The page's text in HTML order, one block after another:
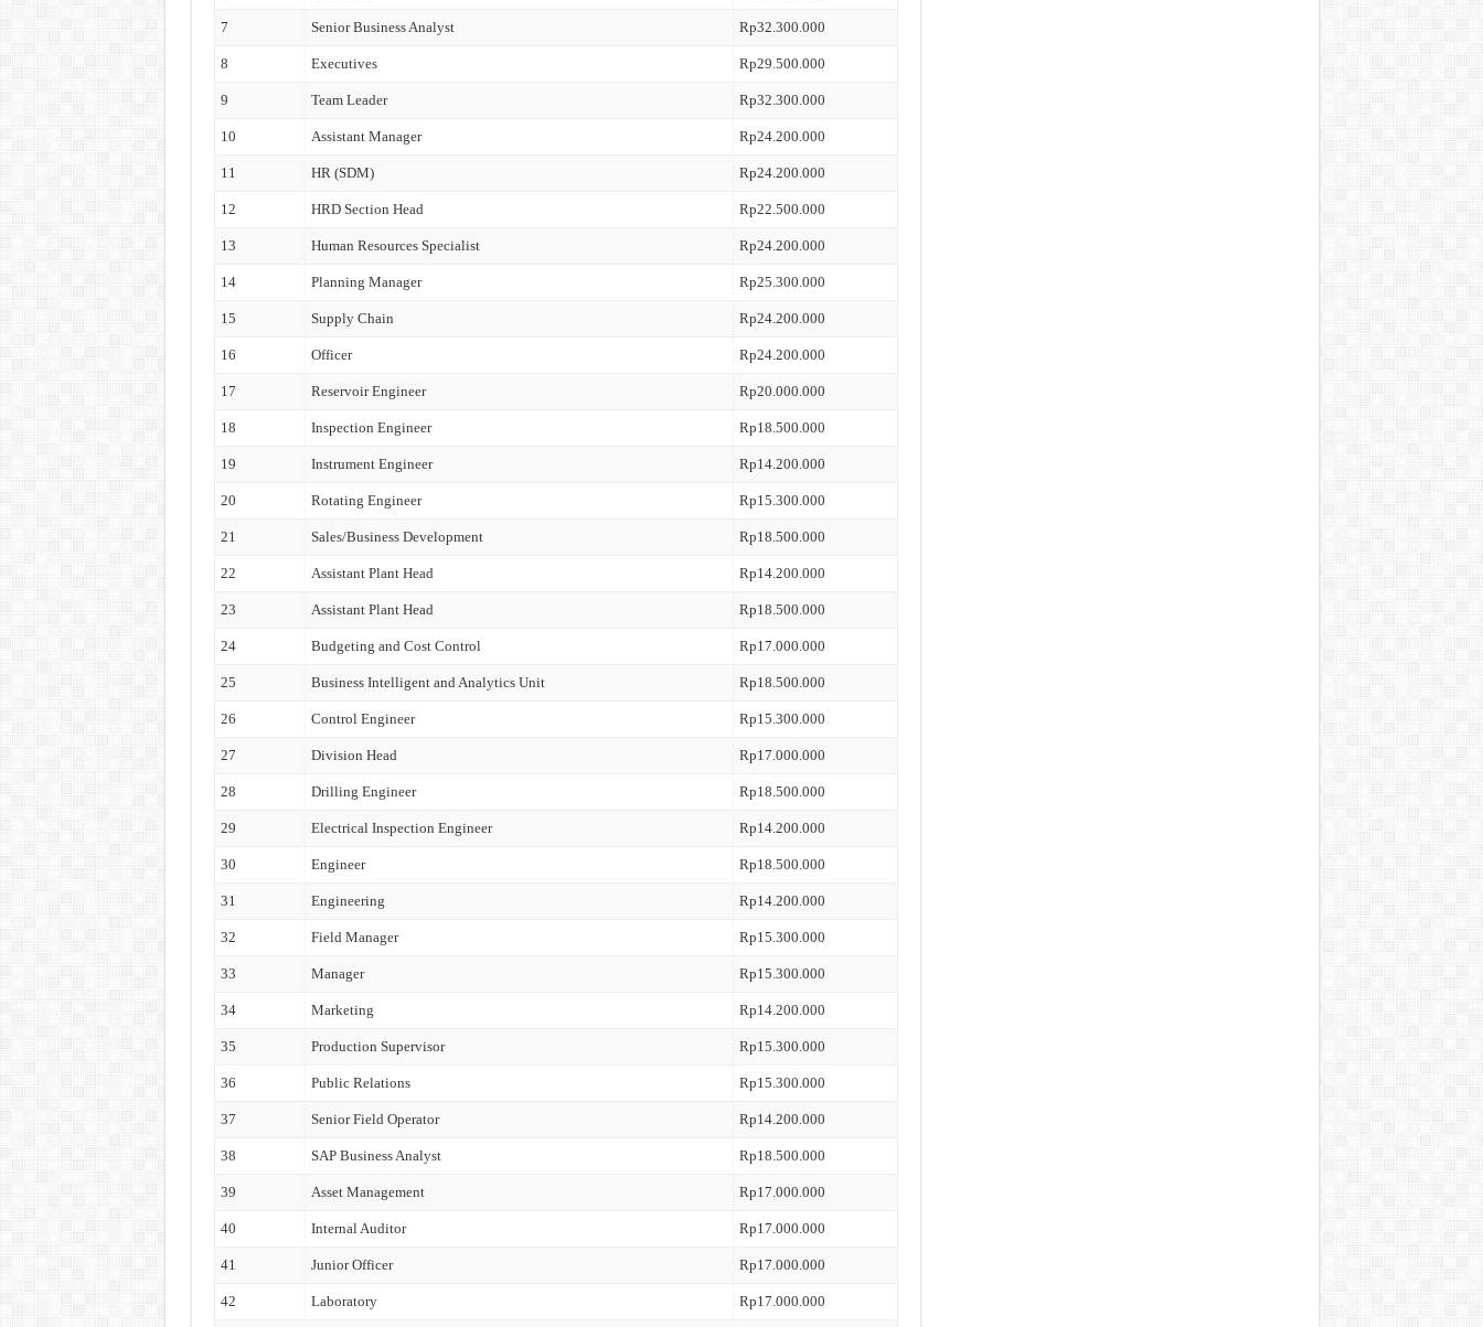
7 Senior Business Analyst Rp32.300.000
8 Executives Rp29.500.000
9 Team Leader Rp32.300.000
10 Assistant Manager Rp24.200.000
11 HR (SDM) Rp24.200.000
12 HRD Section Head Rp22.500.000
13 Human Resources Specialist Rp24.200.000
14 Planning Manager Rp25.300.000
15 Supply Chain Rp24.200.000
16 Officer Rp24.200.000
17 Reservoir Engineer Rp20.000.000
18 Inspection Engineer Rp18.500.000
19 Instrument Engineer Rp14.200.000
20 Rotating Engineer Rp15.300.000
21 Sales/Business Development Rp18.500.000
22 Assistant Plant Head Rp14.200.000
23 Assistant Plant Head Rp18.500.000
24 Budgeting and Cost Control Rp17.000.000
25 Business Intelligent and Analytics Unit Rp18.500.000
26 Control Engineer Rp15.300.000
27 Division Head Rp17.000.000
28 Drilling Engineer Rp18.500.000
29 Electrical Inspection Engineer Rp14.200.000
30 Engineer Rp18.500.000
31 Engineering Rp14.200.000
32 Field Manager Rp15.300.000
33 Manager Rp15.300.000
34 Marketing Rp14.200.000
35 Production Supervisor Rp15.300.000
36 Public Relations Rp15.300.000
37 Senior Field Operator Rp14.200.000
38 SAP Business Analyst Rp18.500.000
39 Asset Management Rp17.000.000
40 Internal Auditor Rp17.000.000
41 Junior Officer Rp17.000.000
42 Laboratory Rp17.000.000